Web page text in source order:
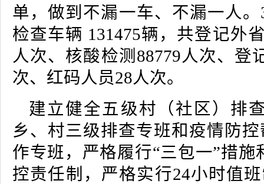
单，做到不漏一车、不漏一人
检查车辆 131475辆，共登记外
人次、核酸检测88779人次、登
次、红码人员28人次。
建立健全五级村（社区）排
乡、村三级排查专班和疫情防控
作专班，严格履行“三包一”措施
控责任制，严格实行24小时值